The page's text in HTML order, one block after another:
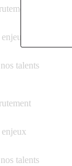
talents
enjeux
talents